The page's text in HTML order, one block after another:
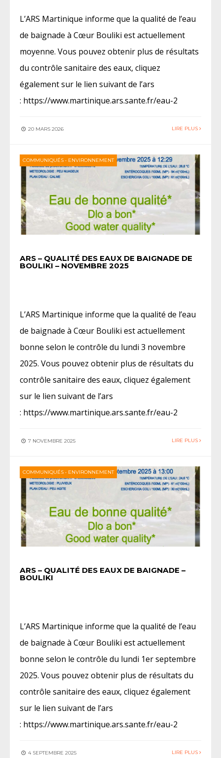
L’ARS Martinique informe que la qualité de l’eau
de baignade à Cœur Bouliki est actuellement
moyenne. Vous pouvez obtenir plus de résultats
du contrôle sanitaire des eaux, cliquez
également sur le lien suivant de l’ars
: https://www.martinique.ars.sante.fr/eau-2
20 MARS 2026 LIRE PLUS
COMMUNIQUÉS • ENVIRONNEMENT
ARS – QUALITÉ DES EAUX DE BAIGNADE DE
BOULIKI – NOVEMBRE 2025
L’ARS Martinique informe que la qualité de l’eau
de baignade à Cœur Bouliki est actuellement
bonne selon le contrôle du lundi 3 novembre
2025. Vous pouvez obtenir plus de résultats du
contrôle sanitaire des eaux, cliquez également
sur le lien suivant de l’ars
: https://www.martinique.ars.sante.fr/eau-2
7 NOVEMBRE 2025 LIRE PLUS
COMMUNIQUÉS • ENVIRONNEMENT
ARS – QUALITÉ DES EAUX DE BAIGNADE –
BOULIKI
L’ARS Martinique informe que la qualité de l’eau
de baignade à Cœur Bouliki est actuellement
bonne selon le contrôle du lundi 1er septembre
2025. Vous pouvez obtenir plus de résultats du
contrôle sanitaire des eaux, cliquez également
sur le lien suivant de l’ars
: https://www.martinique.ars.sante.fr/eau-2
4 SEPTEMBRE 2025 LIRE PLUS